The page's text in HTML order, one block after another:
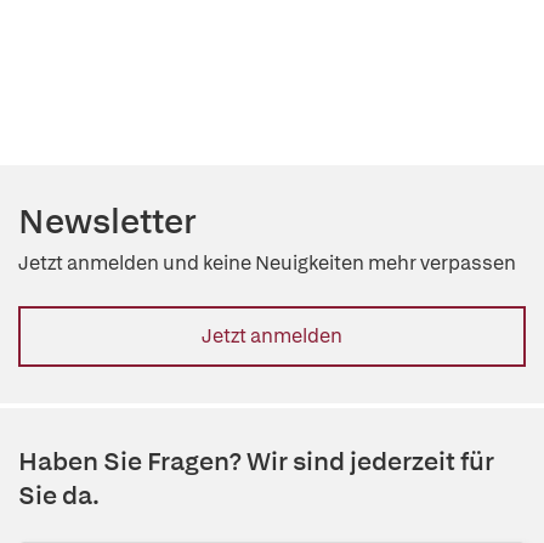
Newsletter
Jetzt anmelden und keine Neuigkeiten mehr verpassen
Jetzt anmelden
Haben Sie Fragen? Wir sind jederzeit für
Sie da.